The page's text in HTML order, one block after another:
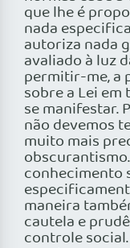
que lhe é
nada
autoriza nada
avaliado à luz
permitir-me, a
sobre a Lei em
se manifestar.
não devemos
muito mais
conhecimento
maneira
cautela e
controle